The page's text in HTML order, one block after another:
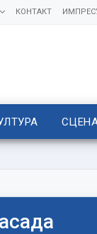
КОНТАКТ